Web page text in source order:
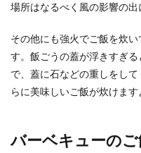
場所はなるべく風の影響の出
その他にも強火でご飯を炊
す。飯ごうの蓋が浮きすぎ
で、蓋に石などの重しをし
らに美味しいご飯が炊けます
バーベキューの